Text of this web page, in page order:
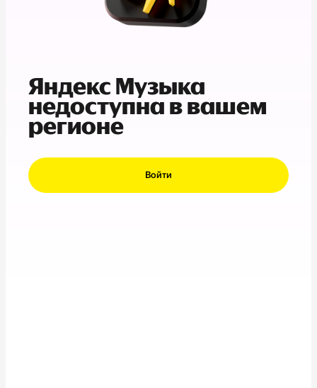
Яндекс Музыка
недоступна в вашем
регионе
Войти